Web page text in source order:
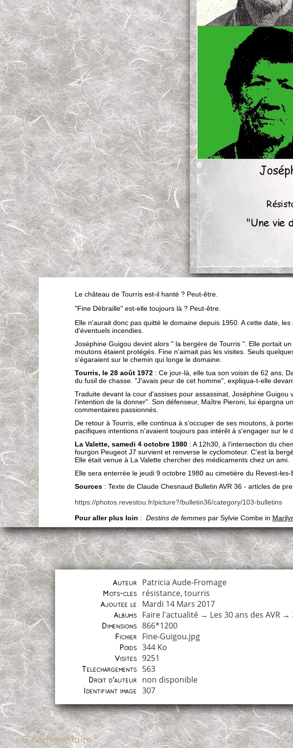
Le château de Tourris est-il hanté ? Peut-être.
"Fine Débraille" est-elle toujours là ? Peut-être.
Elle n'aurait donc pas quitté le domaine depuis 1950. A cette date,
d'éventuels incendies.
Joséphine Guigou devint alors " la bergère de Tourris ". Elle portait
moutons étaient protégés. Fine n'aimait pas les visites. Seuls
s'égaraient sur le chemin qui longe le domaine.
Tourris, le 28 août 1972: Ce jour-là, elle tua son voisin de 62 ans,
du fusil de chasse. "J'avais peur de cet homme", expliqua-t-elle
Traduite devant la cour d'assises pour assassinat, Joséphine
l'intention de la donner". Son défenseur, Maître Pieroni, lui épargna
commentaires passionnés.
De retour à Tourris, elle continua à s'occuper de ses moutons, à
pacifiques intentions n'avaient toujours pas intérêt à s'engager sur le
La Valette, samedi 4 octobre 1980: A 12h30, à l'intersection du
fourgon Peugeot J7 survient et renverse le cyclomoteur. C'est la
Elle était venue à La Valette chercher des médicaments chez un ami.
Elle sera enterrée le jeudi 9 octobre 1980 au cimetière du Revest-
Sources: Texte de Claude Chesnaud Bulletin AVR 36 - articles de
https://photos.revestou.fr/picture?/bulletin36/category/103-bulletins
Pour aller plus loin : Destins de femmes par Sylvie Combe in
Auteur Patricia Aude-Fromage
Mots-clés résistance, tourris
Ajoutée le Mardi 14 Mars 2017
Albums Faire l'actualité → Les 30 ans des AVR →
Dimensions 866*1200
Fichier Fine-Guigou.jpg
Poids 344 Ko
Visites 9251
Téléchargements 563
Droit d'auteur non disponible
Identifiant image 307
0 commentaire